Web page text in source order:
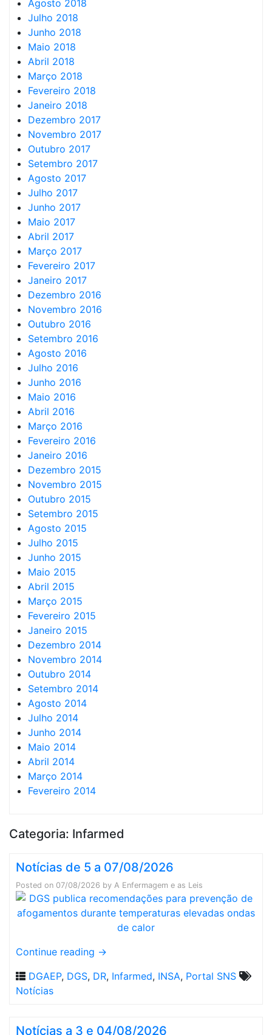
Agosto 2018
Julho 2018
Junho 2018
Maio 2018
Abril 2018
Março 2018
Fevereiro 2018
Janeiro 2018
Dezembro 2017
Novembro 2017
Outubro 2017
Setembro 2017
Agosto 2017
Julho 2017
Junho 2017
Maio 2017
Abril 2017
Março 2017
Fevereiro 2017
Janeiro 2017
Dezembro 2016
Novembro 2016
Outubro 2016
Setembro 2016
Agosto 2016
Julho 2016
Junho 2016
Maio 2016
Abril 2016
Março 2016
Fevereiro 2016
Janeiro 2016
Dezembro 2015
Novembro 2015
Outubro 2015
Setembro 2015
Agosto 2015
Julho 2015
Junho 2015
Maio 2015
Abril 2015
Março 2015
Fevereiro 2015
Janeiro 2015
Dezembro 2014
Novembro 2014
Outubro 2014
Setembro 2014
Agosto 2014
Julho 2014
Junho 2014
Maio 2014
Abril 2014
Março 2014
Fevereiro 2014
Categoria: Infarmed
Notícias de 5 a 07/08/2026
Posted on 07/08/2026 by A Enfermagem e as Leis
Continue reading →
DGAEP, DGS, DR, Infarmed, INSA, Portal SNS
Notícias
Notícias a 3 e 04/08/2026